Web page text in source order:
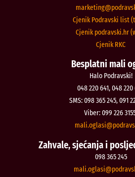
@gnitekram
Cjenik Podravski list
Cjenik podravski.hr
Cjenik RKC
Besplatni mali
Halo Podravski!
048 220 641, 048 220
SMS: 098 365 245, 091
Viber: 099 226
@isalgo.ilam
Zahvale, sjećanja i
098 365 245
@isalgo.ilam